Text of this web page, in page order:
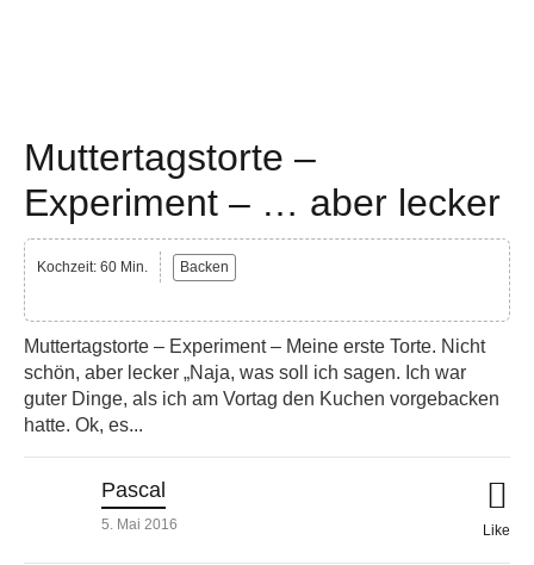
Muttertagstorte –
Experiment – … aber lecker
Kochzeit: 60 Min. Backen
Muttertagstorte – Experiment – Meine erste Torte. Nicht
schön, aber lecker „Naja, was soll ich sagen. Ich war
guter Dinge, als ich am Vortag den Kuchen vorgebacken
hatte. Ok, es...
Pascal
5. Mai 2016 Like